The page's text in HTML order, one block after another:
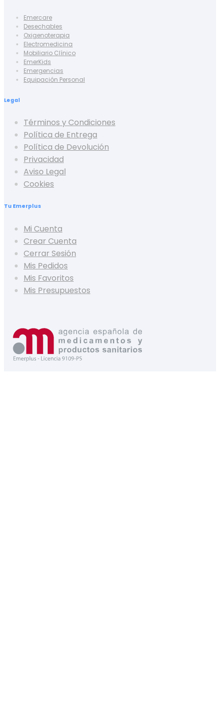
Emercare
Desechables
Oxigenoterapia
Electromedicina
Mobiliario Clínico
EmerKids
Emergencias
Equipación Personal
Legal
Términos y Condiciones
Política de Entrega
Política de Devolución
Privacidad
Aviso Legal
Cookies
Tu Emerplus
Mi Cuenta
Crear Cuenta
Cerrar Sesión
Mis Pedidos
Mis Favoritos
Mis Presupuestos